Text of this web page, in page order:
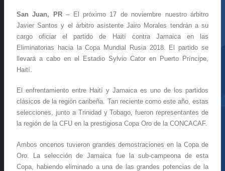
San Juan, PR– El próximo 17 de noviembre nuestro árbitro
Javier Santos y el árbitro asistente Jairo Morales tendrán a su
cargo oficiar el partido de Haití contra Jamaica en las
Eliminatorias hacia la Copa Mundial Rusia 2018. El partido se
llevará a cabo en el Estadio Sylvio Cator en Puerto Príncipe,
Haití.
El enfrentamiento entre Haití y Jamaica es uno de los partidos
clásicos de la región caribeña. Tan reciente como este año, estas
selecciones, junto a Trinidad y Tobago, fueron representantes de
la región de la CFU en la prestigiosa Copa Oro de la CONCACAF.
Ambos oncenos tuvieron grandes demostraciones en la Copa de
Oro. La selección de Jamaica fue la sub-campeona de esta
Copa, habiendo eliminado a una de las grandes potencias de la